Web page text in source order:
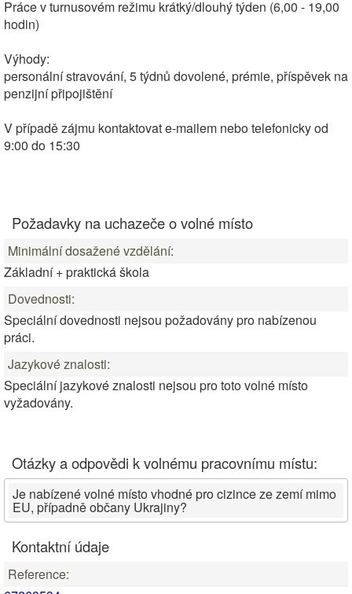
Práce v turnusovém režimu krátký/dlouhý týden (6,00 - 19,00
hodin)
Výhody:
personální stravování, 5 týdnů dovolené, prémie, příspěvek na
penzijní připojištění
V případě zájmu kontaktovat e-mailem nebo telefonicky od
9:00 do 15:30
Požadavky na uchazeče o volné místo
Minimální dosažené vzdělání:
Základní + praktická škola
Dovednosti:
Speciální dovednosti nejsou požadovány pro nabízenou
práci.
Jazykové znalosti:
Speciální jazykové znalosti nejsou pro toto volné místo
vyžadovány.
Otázky a odpovědi k volnému pracovnímu místu:
Je nabízené volné místo vhodné pro cizince ze zemí mimo
EU, případně občany Ukrajiny?
Kontaktní údaje
Reference: